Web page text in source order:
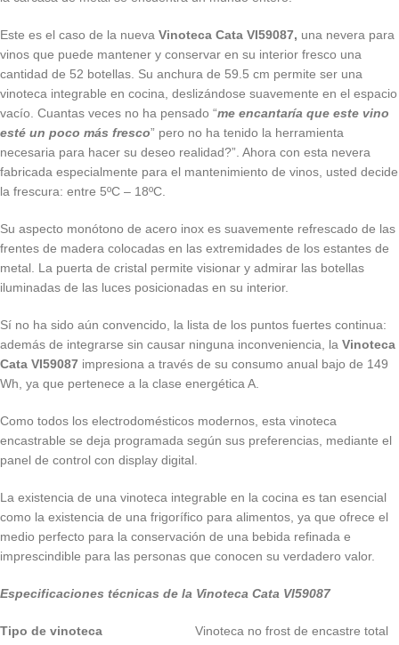
Este es el caso de la nueva Vinoteca Cata VI59087, una nevera para
vinos que puede mantener y conservar en su interior fresco una
cantidad de 52 botellas. Su anchura de 59.5 cm permite ser una
vinoteca integrable en cocina, deslizándose suavemente en el espacio
vacío. Cuantas veces no ha pensado “me encantaría que este vino
esté un poco más fresco” pero no ha tenido la herramienta
necesaria para hacer su deseo realidad?”. Ahora con esta nevera
fabricada especialmente para el mantenimiento de vinos, usted decide
la frescura: entre 5ºC – 18ºC.
Su aspecto monótono de acero inox es suavemente refrescado de las
frentes de madera colocadas en las extremidades de los estantes de
metal. La puerta de cristal permite visionar y admirar las botellas
iluminadas de las luces posicionadas en su interior.
Sí no ha sido aún convencido, la lista de los puntos fuertes continua:
además de integrarse sin causar ninguna inconveniencia, la Vinoteca
Cata VI59087 impresiona a través de su consumo anual bajo de 149
Wh, ya que pertenece a la clase energética A.
Como todos los electrodomésticos modernos, esta vinoteca
encastrable se deja programada según sus preferencias, mediante el
panel de control con display digital.
La existencia de una vinoteca integrable en la cocina es tan esencial
como la existencia de una frigorífico para alimentos, ya que ofrece el
medio perfecto para la conservación de una bebida refinada e
imprescindible para las personas que conocen su verdadero valor.
Especificaciones técnicas de la Vinoteca Cata VI59087
Tipo de vinoteca Vinoteca no frost de encastre total